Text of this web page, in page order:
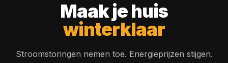
Maak je huis
winterklaar
Stroomstoringen nemen toe. Energieprijzen stijgen.